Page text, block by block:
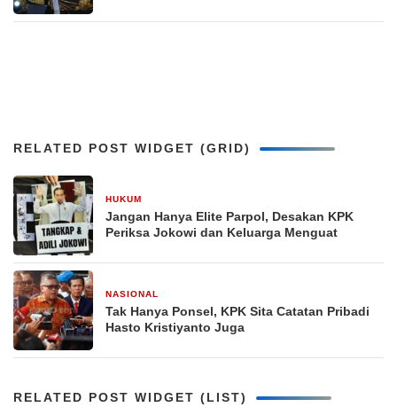
RELATED POST WIDGET (GRID)
HUKUM
Jangan Hanya Elite Parpol, Desakan KPK
Periksa Jokowi dan Keluarga Menguat
NASIONAL
Tak Hanya Ponsel, KPK Sita Catatan Pribadi
Hasto Kristiyanto Juga
RELATED POST WIDGET (LIST)